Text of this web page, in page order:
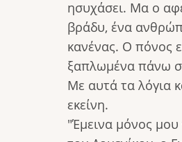
ησυχάσει. Μα ο
βράδυ, ένα
κανένας. Ο πόνος
ξαπλωμένα πάνω
Με αυτά τα λόγια
εκείνη.
"Έμεινα μόνος